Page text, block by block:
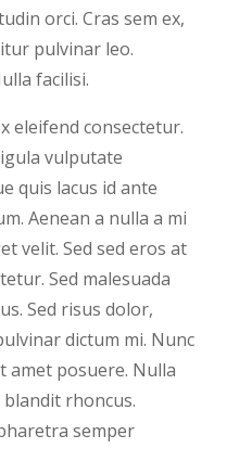
orci. Cras sem ex,
pulvinar leo.
facilisi.
eleifend consectetur.
vulputate
quis lacus id ante
Aenean a nulla a mi
velit. Sed sed eros at
Sed malesuada
Sed risus dolor,
dictum mi. Nunc
amet posuere. Nulla
rhoncus.
semper